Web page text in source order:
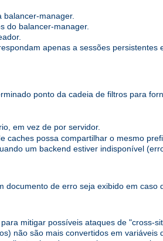
balancer-manager.
do balancer-manager.
apenas a sessões persistentes
ponto da cadeia de filtros para
em vez de por servidor.
possa compartilhar o mesmo
um backend estiver indisponível
de erro seja exibido em caso
mitigar possíveis ataques de "cross-
não são mais convertidos em variáveis